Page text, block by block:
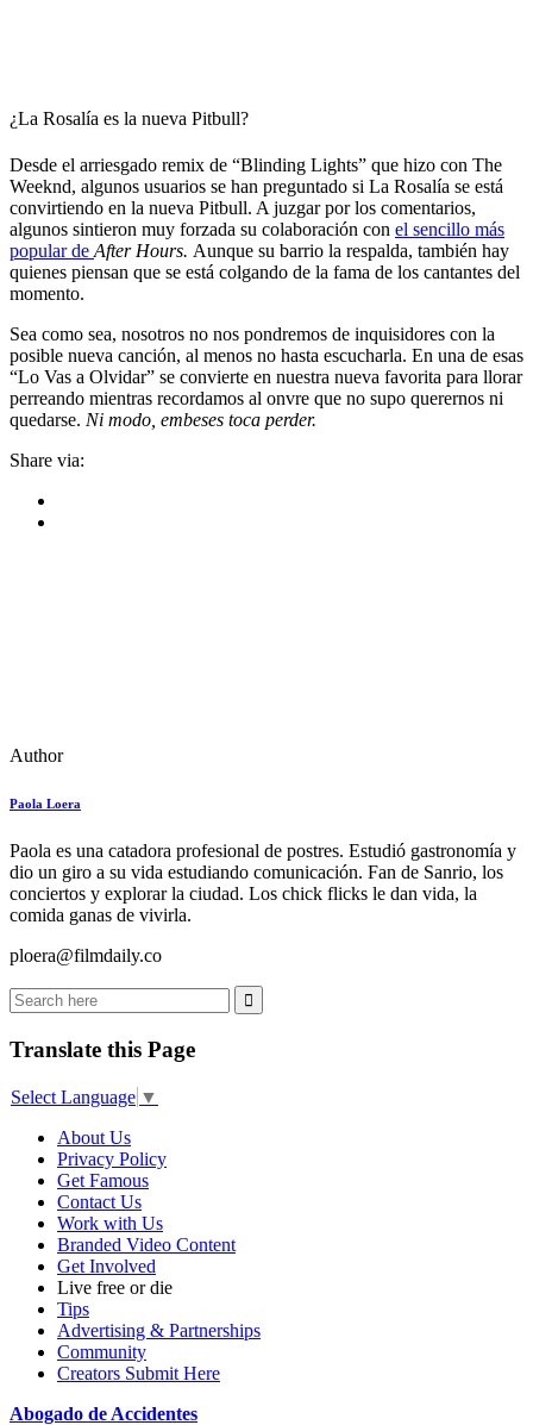
¿La Rosalía es la nueva Pitbull?
Desde el arriesgado remix de “Blinding Lights” que hizo con The
Weeknd, algunos usuarios se han preguntado si La Rosalía se está
convirtiendo en la nueva Pitbull. A juzgar por los comentarios,
algunos sintieron muy forzada su colaboración con el sencillo más
popular de After Hours. Aunque su barrio la respalda, también hay
quienes piensan que se está colgando de la fama de los cantantes del
momento.
Sea como sea, nosotros no nos pondremos de inquisidores con la
posible nueva canción, al menos no hasta escucharla. En una de esas
“Lo Vas a Olvidar” se convierte en nuestra nueva favorita para llorar
perreando mientras recordamos al onvre que no supo querernos ni
quedarse. Ni modo, embeses toca perder.
Share via:
Author
Paola Loera
Paola es una catadora profesional de postres. Estudió gastronomía y
dio un giro a su vida estudiando comunicación. Fan de Sanrio, los
conciertos y explorar la ciudad. Los chick flicks le dan vida, la
comida ganas de vivirla.
ploera@filmdaily.co
Translate this Page
Select Language ▼
About Us
Privacy Policy
Get Famous
Contact Us
Work with Us
Branded Video Content
Get Involved
Live free or die
Tips
Advertising & Partnerships
Community
Creators Submit Here
Abogado de Accidentes